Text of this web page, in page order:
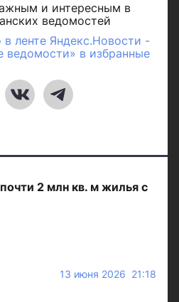
и интересным в
ведомостей
ленте Яндекс.Новости -
ведомости» в избранные
2 млн кв. м жилья с
13 июня 2026 21:18